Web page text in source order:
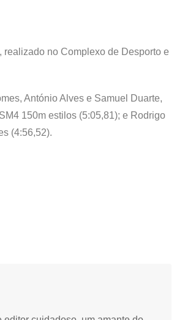
realizado no Complexo de Desporto e
António Alves e Samuel Duarte,
150m estilos (5:05,81); e Rodrigo
(4:56,52).